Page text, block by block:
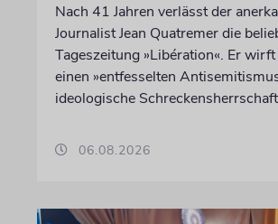
Nach 41 Jahren verlässt der
Journalist Jean Quatremer die
Tageszeitung »Libération«. Er
einen »entfesselten
ideologische
06.08.2026